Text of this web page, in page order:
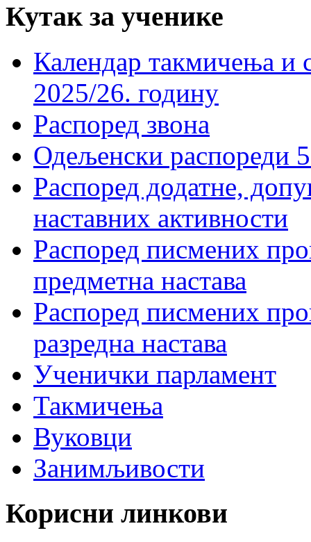
Кутак за ученике
Календар такмичења
2025/26. годину
Распоред звона
Одељенски распореди
Распоред додатне,
наставних активности
Распоред писмених
предметна настава
Распоред писмених
разредна настава
Ученички парламент
Такмичења
Вуковци
Занимљивости
Корисни линкови